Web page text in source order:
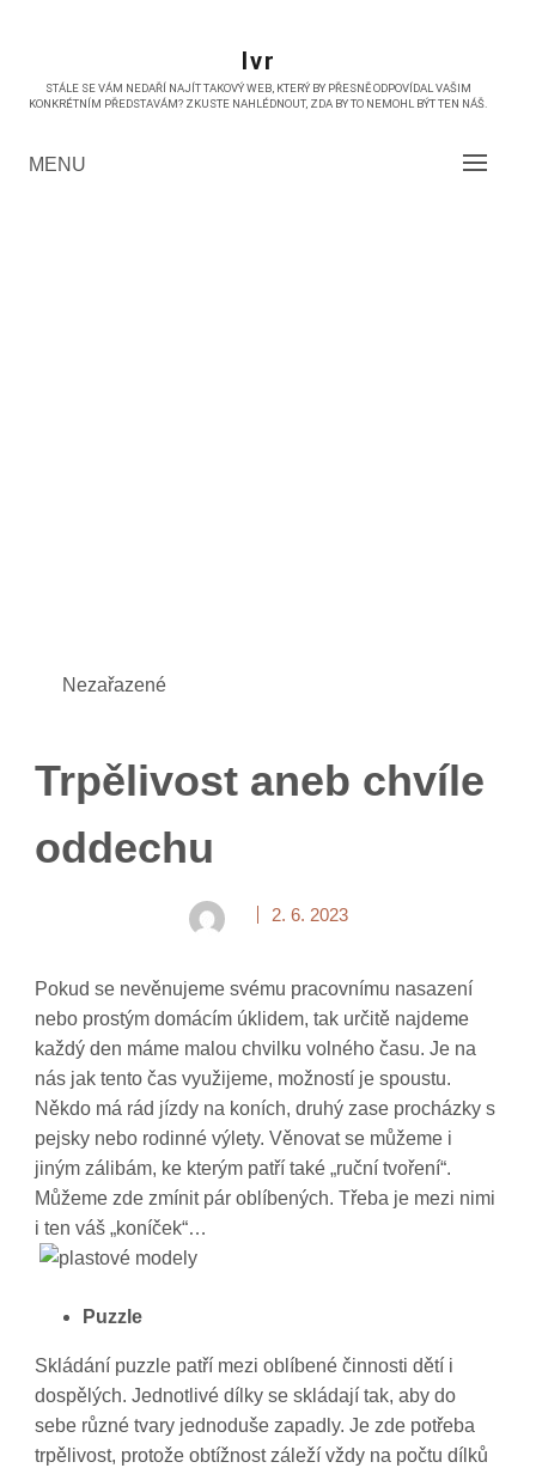
Ivr
STÁLE SE VÁM NEDAŘÍ NAJÍT TAKOVÝ WEB, KTERÝ BY PŘESNĚ ODPOVÍDAL VAŠIM
KONKRÉTNÍM PŘEDSTAVÁM? ZKUSTE NAHLÉDNOUT, ZDA BY TO NEMOHL BÝT TEN NÁŠ.
MENU
Nezařazené
Trpělivost aneb chvíle
oddechu
2. 6. 2023
Pokud se nevěnujeme svému pracovnímu nasazení
nebo prostým domácím úklidem, tak určitě najdeme
každý den máme malou chvilku volného času. Je na
nás jak tento čas využijeme, možností je spoustu.
Někdo má rád jízdy na koních, druhý zase procházky s
pejsky nebo rodinné výlety. Věnovat se můžeme i
jiným zálibám, ke kterým patří také „ruční tvoření“.
Můžeme zde zmínit pár oblíbených. Třeba je mezi nimi
i ten váš „koníček“…
Puzzle
Skládání puzzle patří mezi oblíbené činnosti dětí i
dospělých. Jednotlivé dílky se skládají tak, aby do
sebe různé tvary jednoduše zapadly. Je zde potřeba
trpělivost, protože obtížnost záleží vždy na počtu dílků